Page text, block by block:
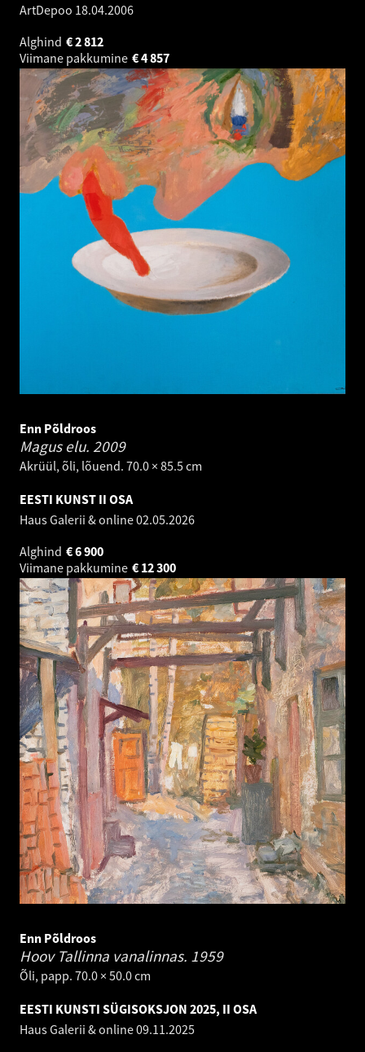
ArtDepoo 18.04.2006
Alghind
2 812
€
Viimane pakkumine
4 857
€
Enn Põldroos
Magus elu. 2009
Akrüül, õli, lõuend. 70.0 × 85.5 cm
EESTI KUNST II OSA
Haus Galerii & online02.05.2026
Alghind
6 900
€
Viimane pakkumine
12 300
€
Enn Põldroos
Hoov Tallinna vanalinnas. 1959
Õli, papp. 70.0 × 50.0 cm
EESTI KUNSTI SÜGISOKSJON 2025, II OSA
Haus Galerii & online09.11.2025